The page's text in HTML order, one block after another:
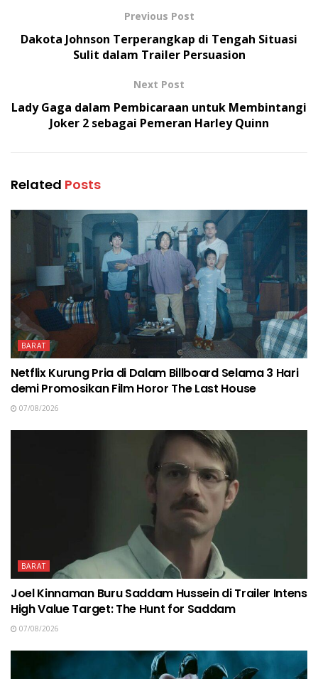
Previous Post
Dakota Johnson Terperangkap di Tengah Situasi
Sulit dalam Trailer Persuasion
Next Post
Lady Gaga dalam Pembicaraan untuk Membintangi
Joker 2 sebagai Pemeran Harley Quinn
Related Posts
BARAT
Netflix Kurung Pria di Dalam Billboard Selama 3 Hari
demi Promosikan Film Horor The Last House
07/08/2026
BARAT
Joel Kinnaman Buru Saddam Hussein di Trailer Intens
High Value Target: The Hunt for Saddam
07/08/2026